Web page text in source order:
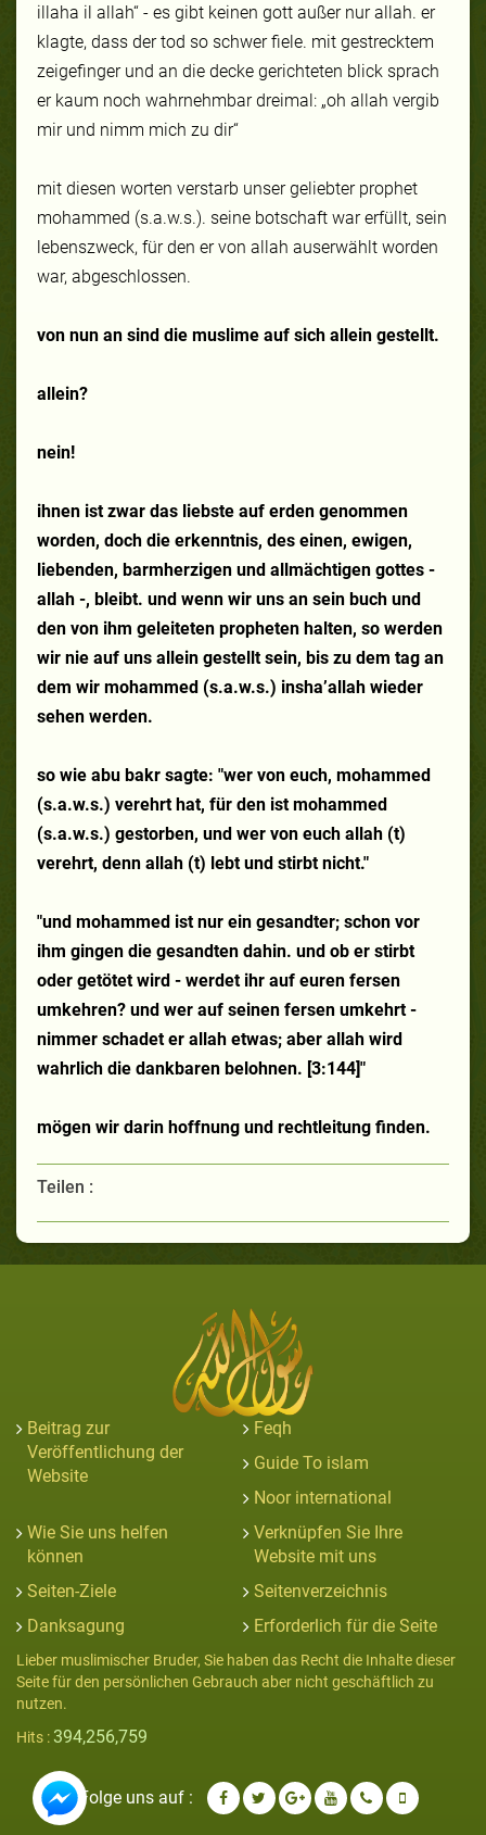
illaha il allah“ - es gibt keinen gott außer nur allah. er
klagte, dass der tod so schwer fiele. mit gestrecktem
zeigefinger und an die decke gerichteten blick sprach
er kaum noch wahrnehmbar dreimal: „oh allah vergib
mir und nimm mich zu dir“
mit diesen worten verstarb unser geliebter prophet
mohammed (s.a.w.s.). seine botschaft war erfüllt, sein
lebenszweck, für den er von allah auserwählt worden
war, abgeschlossen.
von nun an sind die muslime auf sich allein gestellt.
allein?
nein!
ihnen ist zwar das liebste auf erden genommen
worden, doch die erkenntnis, des einen, ewigen,
liebenden, barmherzigen und allmächtigen gottes -
allah -, bleibt. und wenn wir uns an sein buch und
den von ihm geleiteten propheten halten, so werden
wir nie auf uns allein gestellt sein, bis zu dem tag an
dem wir mohammed (s.a.w.s.) insha’allah wieder
sehen werden.
so wie abu bakr sagte: "wer von euch, mohammed
(s.a.w.s.) verehrt hat, für den ist mohammed
(s.a.w.s.) gestorben, und wer von euch allah (t)
verehrt, denn allah (t) lebt und stirbt nicht."
"und mohammed ist nur ein gesandter; schon vor
ihm gingen die gesandten dahin. und ob er stirbt
oder getötet wird - werdet ihr auf euren fersen
umkehren? und wer auf seinen fersen umkehrt -
nimmer schadet er allah etwas; aber allah wird
wahrlich die dankbaren belohnen. [3:144]"
mögen wir darin hoffnung und rechtleitung finden.
Teilen :
Beitrag zur
Veröffentlichung der
Website
Feqh
Guide To islam
Noor international
Wie Sie uns helfen
können
Verknüpfen Sie Ihre
Website mit uns
Seiten-Ziele
Seitenverzeichnis
Danksagung
Erforderlich für die Seite
Lieber muslimischer Bruder, Sie haben das Recht die Inhalte dieser
Seite für den persönlichen Gebrauch aber nicht geschäftlich zu
nutzen.
Hits : 394,256,759
Folge uns auf :